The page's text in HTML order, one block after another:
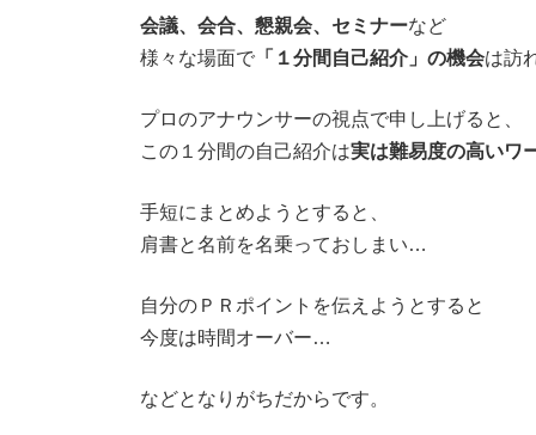
会議、会合、懇親会、セミナーなど
様々な場面で 「１分間自己紹介」の機会は訪
プロのアナウンサーの視点で申し上げると、
この１分間の自己紹介は実は難易度の高いワ
手短にまとめようとすると、
肩書と名前を名乗っておしまい…
自分のＰＲポイントを伝えようとすると
今度は時間オーバー…
などとなりがちだからです。